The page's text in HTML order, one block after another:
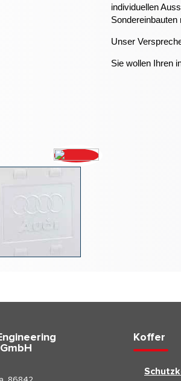
individuellen
Unser
Sie wollen Ihren
Koffer